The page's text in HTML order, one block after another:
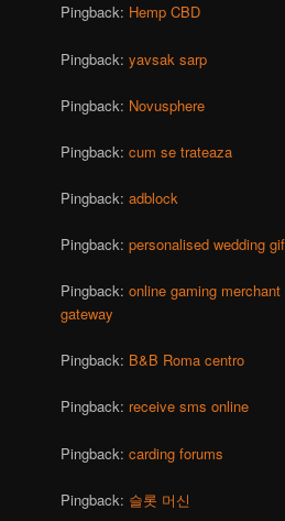
Pingback: Hemp CBD
Pingback:yavsak sarp
Pingback: Novusphere
Pingback:cum se trateaza
Pingback:adblock
Pingback:personalised wedding
Pingback:online gaming
gateway
Pingback: B&B Roma centro
Pingback: receive sms online
Pingback:carding forums
Pingback: 슬롯 머신